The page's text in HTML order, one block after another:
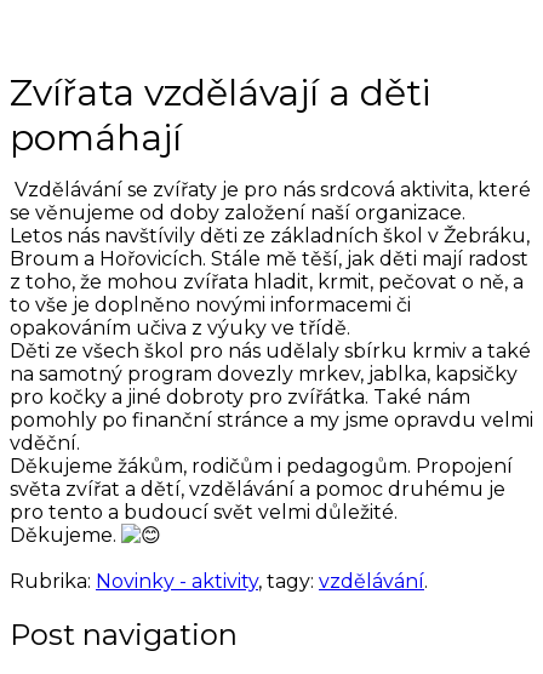
Zvířata vzdělávají a děti
pomáhají
Vzdělávání se zvířaty je pro nás srdcová aktivita, které
se věnujeme od doby založení naší organizace.
Letos nás navštívily děti ze základních škol v Žebráku,
Broum a Hořovicích. Stále mě těší, jak děti mají radost
z toho, že mohou zvířata hladit, krmit, pečovat o ně, a
to vše je doplněno novými informacemi či
opakováním učiva z výuky ve třídě.
Děti ze všech škol pro nás udělaly sbírku krmiv a také
na samotný program dovezly mrkev, jablka, kapsičky
pro kočky a jiné dobroty pro zvířátka. Také nám
pomohly po finanční stránce a my jsme opravdu velmi
vděční.
Děkujeme žákům, rodičům i pedagogům. Propojení
světa zvířat a dětí, vzdělávání a pomoc druhému je
pro tento a budoucí svět velmi důležité.
Děkujeme.
Rubrika: Novinky - aktivity, tagy: vzdělávání.
Post navigation